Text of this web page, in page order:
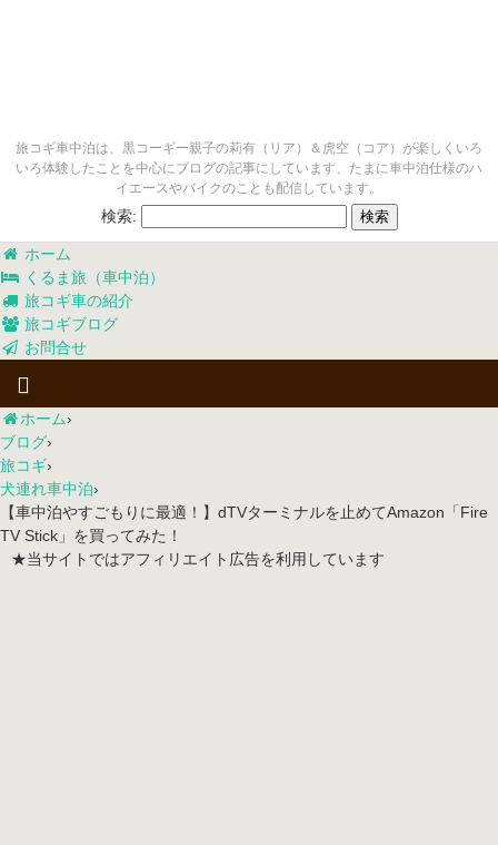
旅コギ車中泊は、黒コーギー親子の莉有（リア）＆虎空（コア）が楽しくいろ
いろ体験したことを中心にブログの記事にしています、たまに車中泊仕様のハ
イエースやバイクのことも配信しています。
検索:
ホーム
くるま旅（車中泊）
旅コギ車の紹介
旅コギブログ
お問合せ
ホーム›
ブログ›
旅コギ›
犬連れ車中泊›
【車中泊やすごもりに最適！】dTVターミナルを止めてAmazon「Fire
TV Stick」を買ってみた！
★当サイトではアフィリエイト広告を利用しています